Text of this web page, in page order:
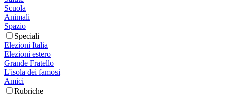
Scuola
Animali
Spazio
Speciali
Elezioni Italia
Elezioni estero
Grande Fratello
L'isola dei famosi
Amici
Rubriche